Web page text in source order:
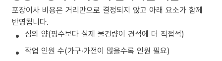
포장이사 비용은 거리만으로 결정되지 않고 아래 요소가 함께
반영됩니다.
짐의 양(평수보다 실제 물건량이 견적에 더 직접적)
작업 인원 수(가구·가전이 많을수록 인원 필요)